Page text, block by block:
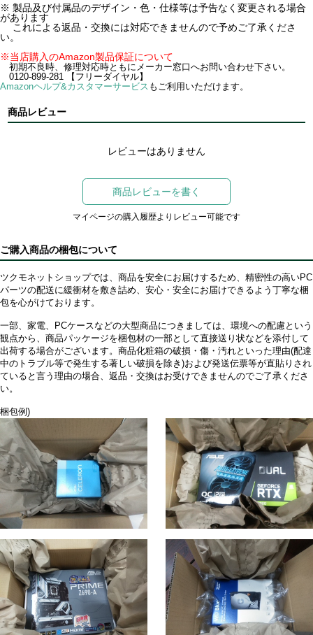
※ 製品及び付属品のデザイン・色・仕様等は予告なく変更される場合
があります
これによる返品・交換には対応できませんので予めご了承くださ
い。
※当店購入のAmazon製品保証について
初期不良時、修理対応時ともにメーカー窓口へお問い合わせ下さい。
0120-899-281 【フリーダイヤル】
Amazonヘルプ&カスタマーサービス もご利用いただけます。
商品レビュー
レビューはありません
商品レビューを書く
マイページの購入履歴よりレビュー可能です
ご購入商品の梱包について
ツクモネットショップでは、商品を安全にお届けするため、精密性の高いPC
パーツの配送に緩衝材を敷き詰め、安心・安全にお届けできるよう丁寧な梱
包を心がけております。
一部、家電、PCケースなどの大型商品につきましては、環境への配慮という
観点から、商品パッケージを梱包材の一部として直接送り状などを添付して
出荷する場合がございます。商品化粧箱の破損・傷・汚れといった理由(配達
中のトラブル等で発生する著しい破損を除き)および発送伝票等が直貼りされ
ていると言う理由の場合、返品・交換はお受けできませんのでご了承くださ
い。
梱包例)